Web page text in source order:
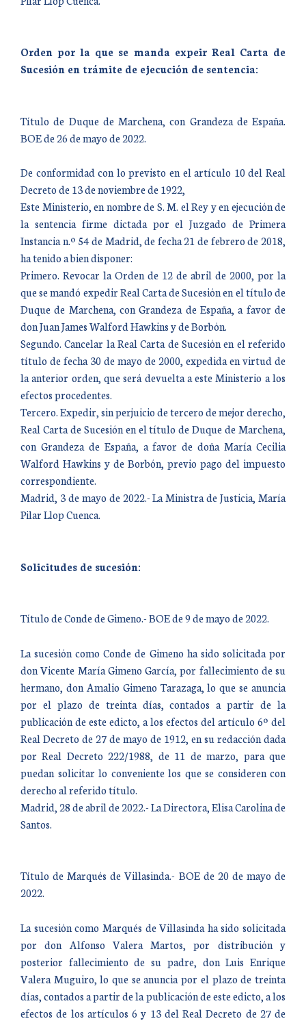
Orden por la que se manda expeir Real Carta de
Sucesión en trámite de ejecución de sentencia:
Título de Duque de Marchena, con Grandeza de España.
BOE de 26 de mayo de 2022.
De conformidad con lo previsto en el artículo 10 del Real
Decreto de 13 de noviembre de 1922,
Este Ministerio, en nombre de S. M. el Rey y en ejecución de
la sentencia firme dictada por el Juzgado de Primera
Instancia n.º 54 de Madrid, de fecha 21 de febrero de 2018,
ha tenido a bien disponer:
Primero. Revocar la Orden de 12 de abril de 2000, por la
que se mandó expedir Real Carta de Sucesión en el título de
Duque de Marchena, con Grandeza de España, a favor de
don Juan James Walford Hawkins y de Borbón.
Segundo. Cancelar la Real Carta de Sucesión en el referido
título de fecha 30 de mayo de 2000, expedida en virtud de
la anterior orden, que será devuelta a este Ministerio a los
efectos procedentes.
Tercero. Expedir, sin perjuicio de tercero de mejor derecho,
Real Carta de Sucesión en el título de Duque de Marchena,
con Grandeza de España, a favor de doña María Cecilia
Walford Hawkins y de Borbón, previo pago del impuesto
correspondiente.
Madrid, 3 de mayo de 2022.- La Ministra de Justicia, María
Pilar Llop Cuenca.
Solicitudes de sucesión:
Título de Conde de Gimeno.- BOE de 9 de mayo de 2022.
La sucesión como Conde de Gimeno ha sido solicitada por
don Vicente María Gimeno García, por fallecimiento de su
hermano, don Amalio Gimeno Tarazaga, lo que se anuncia
por el plazo de treinta días, contados a partir de la
publicación de este edicto, a los efectos del artículo 6º del
Real Decreto de 27 de mayo de 1912, en su redacción dada
por Real Decreto 222/1988, de 11 de marzo, para que
puedan solicitar lo conveniente los que se consideren con
derecho al referido título.
Madrid, 28 de abril de 2022.- La Directora, Elisa Carolina de
Santos.
Título de Marqués de Villasinda.- BOE de 20 de mayo de
2022.
La sucesión como Marqués de Villasinda ha sido solicitada
por don Alfonso Valera Martos, por distribución y
posterior fallecimiento de su padre, don Luis Enrique
Valera Muguiro, lo que se anuncia por el plazo de treinta
días, contados a partir de la publicación de este edicto, a los
efectos de los artículos 6 y 13 del Real Decreto de 27 de